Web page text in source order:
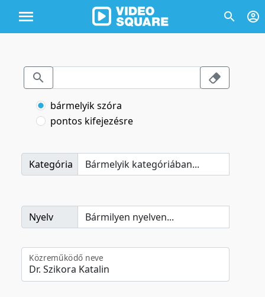
bármelyik szóra
pontos kifejezésre
Kategória
Nyelv
Közreműködő neve